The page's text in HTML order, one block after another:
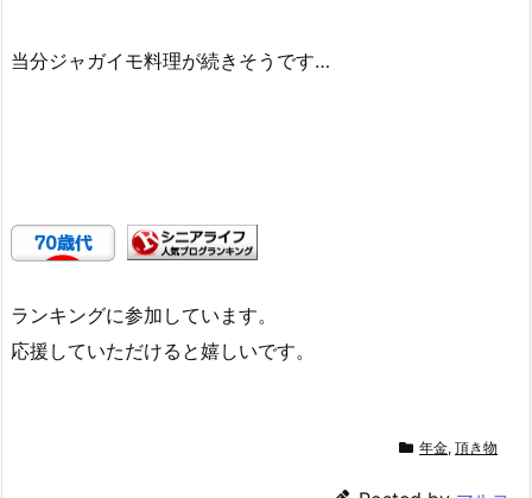
当分ジャガイモ料理が続きそうです…
ランキングに参加しています。
応援していただけると嬉しいです。
年金, 頂き物